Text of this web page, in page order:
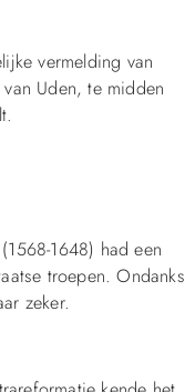
vermelding van
Uden, te midden
1648) had een
troepen. Ondanks
zeker.